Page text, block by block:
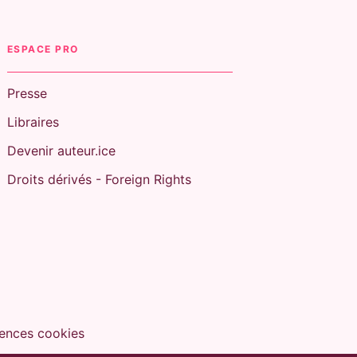
ESPACE PRO
Presse
Libraires
Devenir auteur.ice
Droits dérivés - Foreign Rights
cookies